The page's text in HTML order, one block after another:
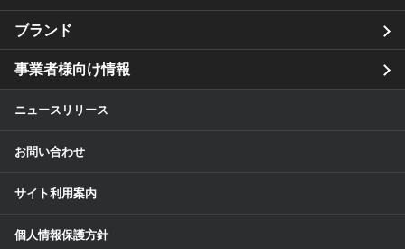
ブランド
事業者様向け情報
ニュースリリース
お問い合わせ
サイト利用案内
個人情報保護方針